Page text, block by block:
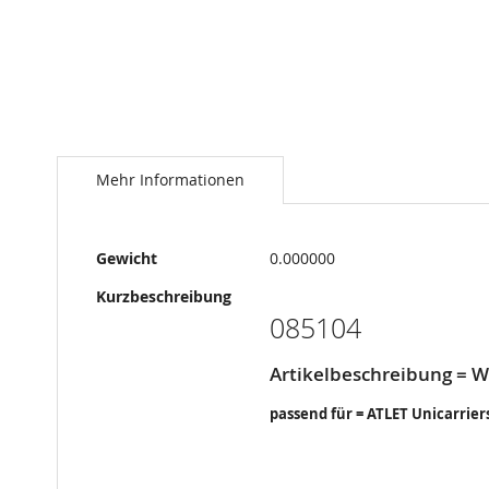
zum
AnfangMehr Informationen
Mehr
Informationen
Gewicht
0.000000
Kurzbeschreibung
085104
Artikelbeschreibung =
passend für = ATLET